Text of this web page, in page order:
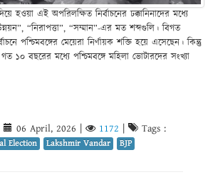
হওয়া এই অপরিলক্ষিত নির্বাচনের ঢক্কানিনাদের মধ্যে
“নিরাপত্তা”, “সম্মান”-এর মত শব্দগুলি। বিগত
পশ্চিমবঙ্গের মেয়েরা নির্ণায়ক শক্তি হয়ে এসেছেন। কিন্তু
বছরের মধ্যে পশ্চিমবঙ্গে মহিলা ভোটারদের সংখ্যা
06 April, 2026 1172 Tags :
Election Lakshmir Vandar BJP